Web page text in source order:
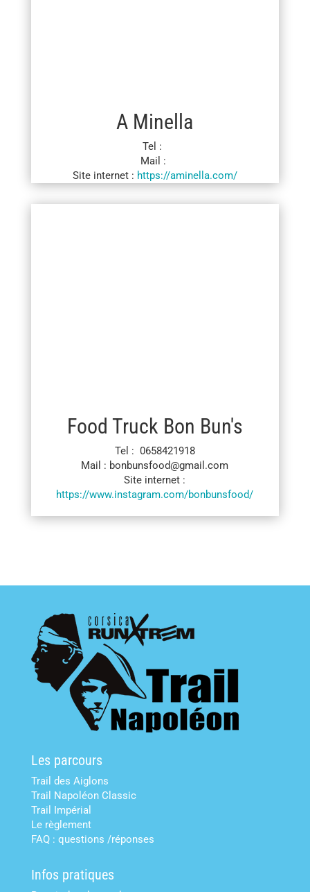
A Minella
Tel :
Mail :
Site internet : https://aminella.com/
Food Truck Bon Bun's
Tel : 0658421918
Mail : bonbunsfood@gmail.com
Site internet :
https://www.instagram.com/bonbunsfood/
Les parcours
Trail des Aiglons
Trail Napoléon Classic
Trail Impérial
Le règlement
FAQ : questions /réponses
Infos pratiques